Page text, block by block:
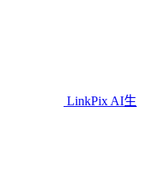
LinkPix AI生